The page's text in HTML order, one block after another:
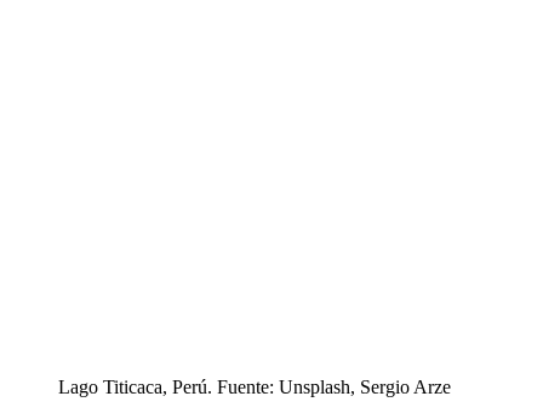
Lago Titicaca, Perú. Fuente: Unsplash, Sergio Arze